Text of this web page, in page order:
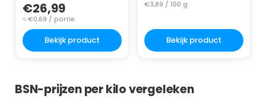
€26,99
≈ €0,69 / portie
Bekijk product
€3,89 / 100 g
Bekijk product
BSN-prijzen per kilo vergeleken